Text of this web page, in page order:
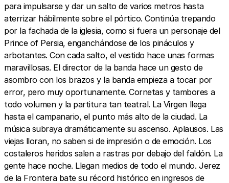
para impulsarse y dar un salto de varios metros hasta
aterrizar hábilmente sobre el pórtico. Continúa trepando
por la fachada de la iglesia, como si fuera un personaje del
Prince of Persia, enganchándose de los pináculos y
arbotantes. Con cada salto, el vestido hace unas formas
maravillosas. El director de la banda hace un gesto de
asombro con los brazos y la banda empieza a tocar por
error, pero muy oportunamente. Cornetas y tambores a
todo volumen y la partitura tan teatral. La Virgen llega
hasta el campanario, el punto más alto de la ciudad. La
música subraya dramáticamente su ascenso. Aplausos. Las
viejas lloran, no saben si de impresión o de emoción. Los
costaleros heridos salen a rastras por debajo del faldón. La
gente hace noche. Llegan medios de todo el mundo. Jerez
de la Frontera bate su récord histórico en ingresos de